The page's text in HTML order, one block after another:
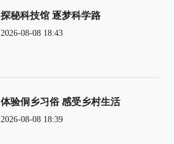
探秘科技馆 逐梦科学路
2026-08-08 18:43
体验侗乡习俗 感受乡村生活
2026-08-08 18:39